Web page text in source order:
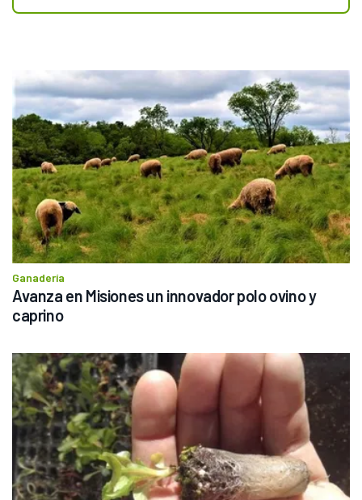
Ganadería
Avanza en Misiones un innovador polo ovino y
caprino